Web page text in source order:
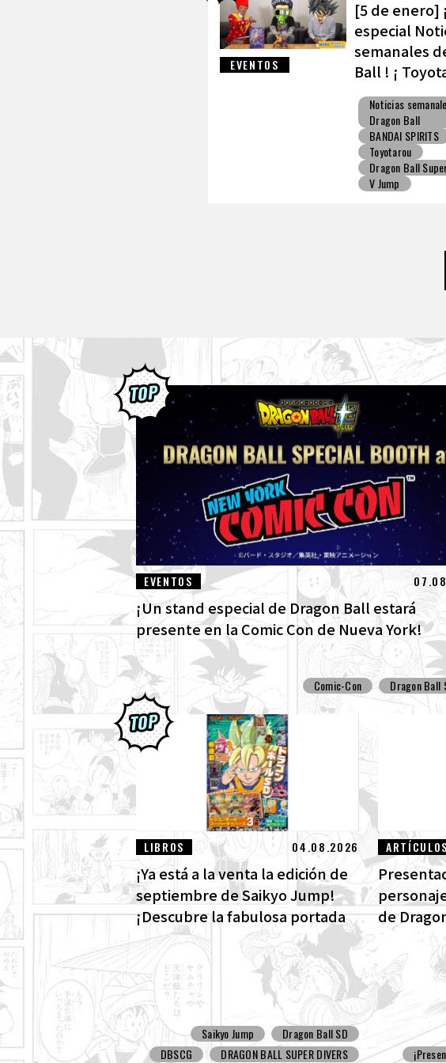
EVENTOS
[5 de enero]
especial
semanales
Ball ! ¡
VAROQ
la figura
hijo!
Noticias
Dragon Ball
BANDAI SPIRITS
Toyotarou
Dragon Ball
V Jump
EVENTOS
¡Un stand especial de Dragon Ball estará
presente en la Comic Con de Nueva York!
Comic-Con Dragon Ball
LIBROS 04.08.2026
¡Ya está a la venta la edición de
septiembre de Saikyo Jump!
¡Descubre la fabulosa portada
de Dragon Ball SD y todos los
divertidos extras!
Saikyo Jump
Dragon Ball SD
DBSCG
DRAGON BALL SUPER DIVERS
ARTÍCULOS
de